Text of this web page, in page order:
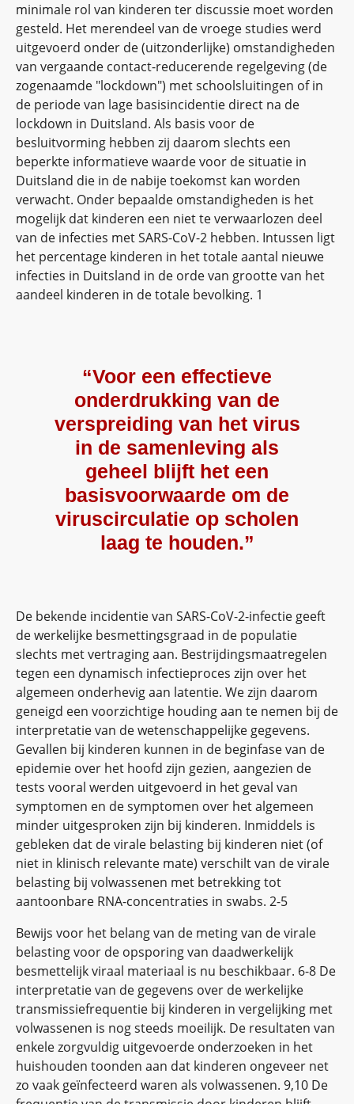
minimale rol van kinderen ter discussie moet worden
gesteld. Het merendeel van de vroege studies werd
uitgevoerd onder de (uitzonderlijke) omstandigheden
van vergaande contact-reducerende regelgeving (de
zogenaamde "lockdown") met schoolsluitingen of in
de periode van lage basisincidentie direct na de
lockdown in Duitsland. Als basis voor de
besluitvorming hebben zij daarom slechts een
beperkte informatieve waarde voor de situatie in
Duitsland die in de nabije toekomst kan worden
verwacht. Onder bepaalde omstandigheden is het
mogelijk dat kinderen een niet te verwaarlozen deel
van de infecties met SARS-CoV-2 hebben. Intussen ligt
het percentage kinderen in het totale aantal nieuwe
infecties in Duitsland in de orde van grootte van het
aandeel kinderen in de totale bevolking. 1
“Voor een effectieve
onderdrukking van de
verspreiding van het virus
in de samenleving als
geheel blijft het een
basisvoorwaarde om de
viruscirculatie op scholen
laag te houden.”
De bekende incidentie van SARS-CoV-2-infectie geeft
de werkelijke besmettingsgraad in de populatie
slechts met vertraging aan. Bestrijdingsmaatregelen
tegen een dynamisch infectieproces zijn over het
algemeen onderhevig aan latentie. We zijn daarom
geneigd een voorzichtige houding aan te nemen bij de
interpretatie van de wetenschappelijke gegevens.
Gevallen bij kinderen kunnen in de beginfase van de
epidemie over het hoofd zijn gezien, aangezien de
tests vooral werden uitgevoerd in het geval van
symptomen en de symptomen over het algemeen
minder uitgesproken zijn bij kinderen. Inmiddels is
gebleken dat de virale belasting bij kinderen niet (of
niet in klinisch relevante mate) verschilt van de virale
belasting bij volwassenen met betrekking tot
aantoonbare RNA-concentraties in swabs. 2-5
Bewijs voor het belang van de meting van de virale
belasting voor de opsporing van daadwerkelijk
besmettelijk viraal materiaal is nu beschikbaar. 6-8 De
interpretatie van de gegevens over de werkelijke
transmissiefrequentie bij kinderen in vergelijking met
volwassenen is nog steeds moeilijk. De resultaten van
enkele zorgvuldig uitgevoerde onderzoeken in het
huishouden toonden aan dat kinderen ongeveer net
zo vaak geïnfecteerd waren als volwassenen. 9,10 De